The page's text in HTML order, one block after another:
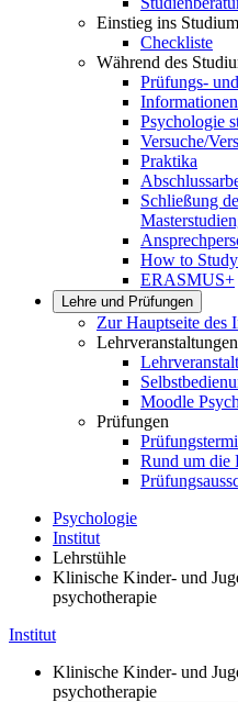
Einstieg ins Studium
Checkliste
Während des
Prüfungs-
Psychologie
Versuche/
Praktika
Schließung
How to Study
ERASMUS+
Lehre und Prüfungen
Zur Hauptseite des
Lehrveranstaltungen
Moodle
Prüfungen
Rund um die
Psychologie
Institut
Lehrstühle
Klinische Kinder- und
psychotherapie
Institut
Klinische Kinder- und
psychotherapie